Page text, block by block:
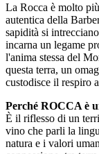
La Rocca è molto
autentica della
sapidità si
incarna un legame
l'anima stessa del
questa terra, un
custodisce il respiro
Perché ROCCA è
È il riflesso di un
vino che parli la
natura e i valori